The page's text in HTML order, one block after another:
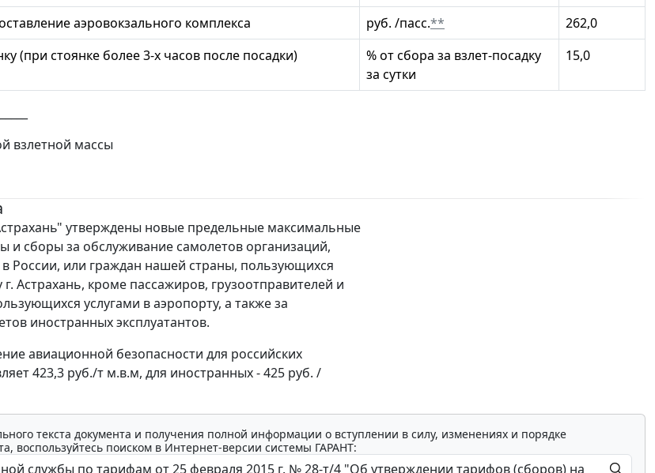
аэровокзального комплекса руб. /пасс.**
262,0
(при стоянке более 3-х часов после посадки)
% от сбора за взлет-посадку
за сутки
15,0
взлетной массы
утверждены новые предельные максимальные
и сборы за обслуживание самолетов организаций,
России, или граждан нашей страны, пользующихся
г. Астрахань, кроме пассажиров, грузоотправителей и
услугами в аэропорту, а также за
иностранных эксплуатантов.
авиационной безопасности для российских
423,3 руб./т м.в.м, для иностранных - 425 руб. /
текста документа и получения полной информации о вступлении в силу, изменениях и порядке
воспользуйтесь поиском в Интернет-версии системы ГАРАНТ: